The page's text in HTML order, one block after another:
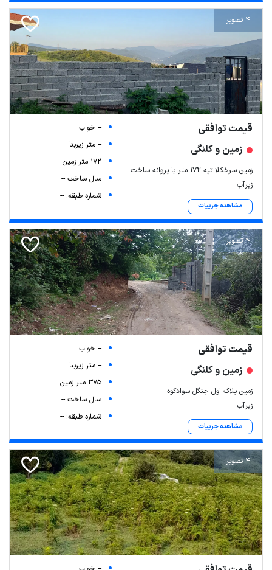
4 تصویر
قیمت توافقی
زمین و کلنگی
زمین سرخکلا تپه ۱۷۲ متر با پروانه ساخت
زیرآب
مشاهده جزییات
-- خواب
-- متر زیربنا
172 متر زمین
سال ساخت --
شماره طبقه: --
4 تصویر
قیمت توافقی
زمین و کلنگی
زمین پلاک اول جنگل سوادکوه
زیرآب
مشاهده جزییات
-- خواب
-- متر زیربنا
375 متر زمین
سال ساخت --
شماره طبقه: --
4 تصویر